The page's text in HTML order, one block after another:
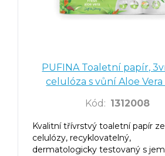
PUFINA Toaletní papír,
celulóza s vůní Aloe Vera
Kód : 1312008
Kvalitní třívrstvý toaletní papír
celulózy, recyklovatelný,
dermatologicky testovaný s